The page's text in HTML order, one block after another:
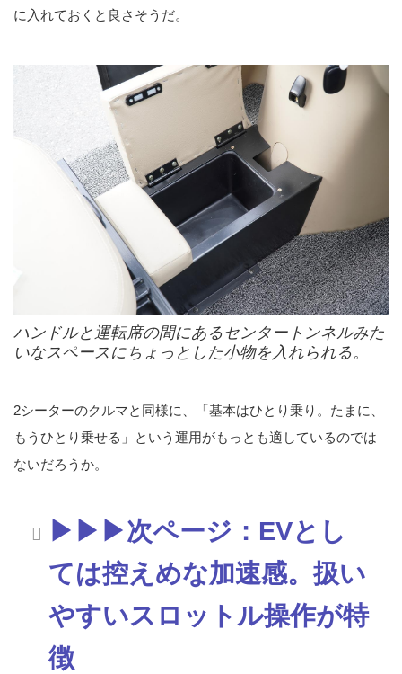
に入れておくと良さそうだ。
ハンドルと運転席の間にあるセンタートンネルみた
いなスペースにちょっとした小物を入れられる。
2シーターのクルマと同様に、「基本はひとり乗り。たまに、
もうひとり乗せる」という運用がもっとも適しているのでは
ないだろうか。
▶︎▶︎▶︎次ページ：EVとし
ては控えめな加速感。扱い
やすいスロットル操作が特
徴